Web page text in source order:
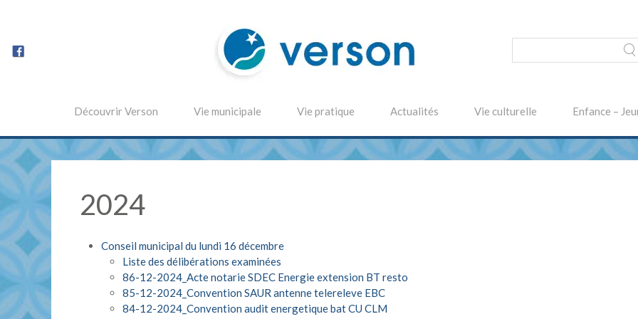
Découvrir Verson Vie municipale Vie pratique Actualités Vie culturelle Enfance –
2024
Conseil municipal du lundi 16 décembre
Liste des délibérations examinées
86-12-2024_Acte notarie SDEC Energie extension BT resto
85-12-2024_Convention SAUR antenne telereleve EBC
84-12-2024_Convention audit energetique bat CU CLM